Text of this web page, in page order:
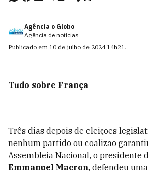
Agência o Globo
Agência de notícias
Publicado em 10 de julho de 2024 14h21.
Tudo sobre França
Três dias depois de eleições
nenhum partido ou coalizão
Assembleia Nacional, o presidente
Emmanuel Macron, defendeu